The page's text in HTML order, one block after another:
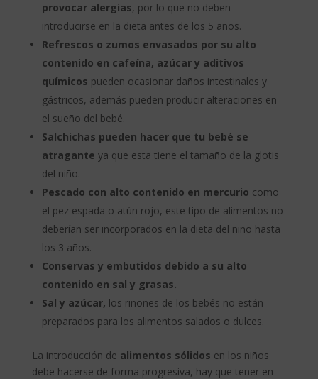
provocar alergias, por lo que no deben
introducirse en la dieta antes de los 5 años.
Refrescos o zumos envasados por su alto
contenido en cafeína, azúcar y aditivos
químicos pueden ocasionar daños intestinales y
gástricos, además pueden producir alteraciones en
el sueño del bebé.
Salchichas pueden hacer que tu bebé se
atragante ya que esta tiene el tamaño de la glotis
del niño.
Pescado con alto contenido en mercurio como
el pez espada o atún rojo, este tipo de alimentos no
deberían ser incorporados en la dieta del niño hasta
los 3 años.
Conservas y embutidos debido a su alto
contenido en sal y grasas.
Sal y azúcar, los riñones de los bebés no están
preparados para los alimentos salados o dulces.
La introducción de alimentos sólidos en los niños
debe hacerse de forma progresiva, hay que tener en